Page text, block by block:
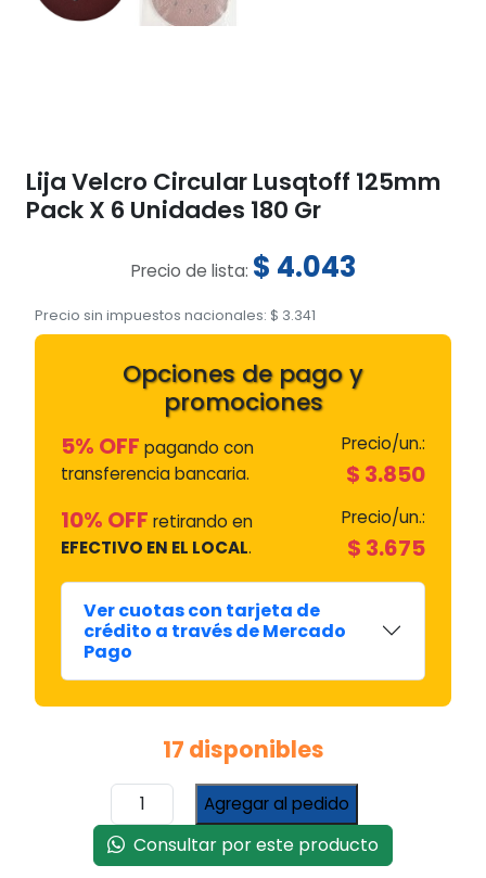
Lija Velcro Circular Lusqtoff 125mm
Pack X 6 Unidades 180 Gr
Precio de lista: $ 4.043
Precio sin impuestos nacionales: $ 3.341
Opciones de pago y
promociones
5% OFF pagando con
transferencia bancaria.
Precio/un.:
$ 3.850
10% OFF retirando en
EFECTIVO EN EL LOCAL.
Precio/un.:
$ 3.675
Ver cuotas con tarjeta de
crédito a través de Mercado
Pago
17 disponibles
Lija
Velcro
Circular
Lusqtoff
Agregar al pedido
Consultar por este producto